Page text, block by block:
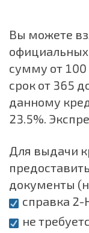
Вы можете
сумму от 100
срок от 365
данному
23.5%.
Для выдачи
документы
справка
не